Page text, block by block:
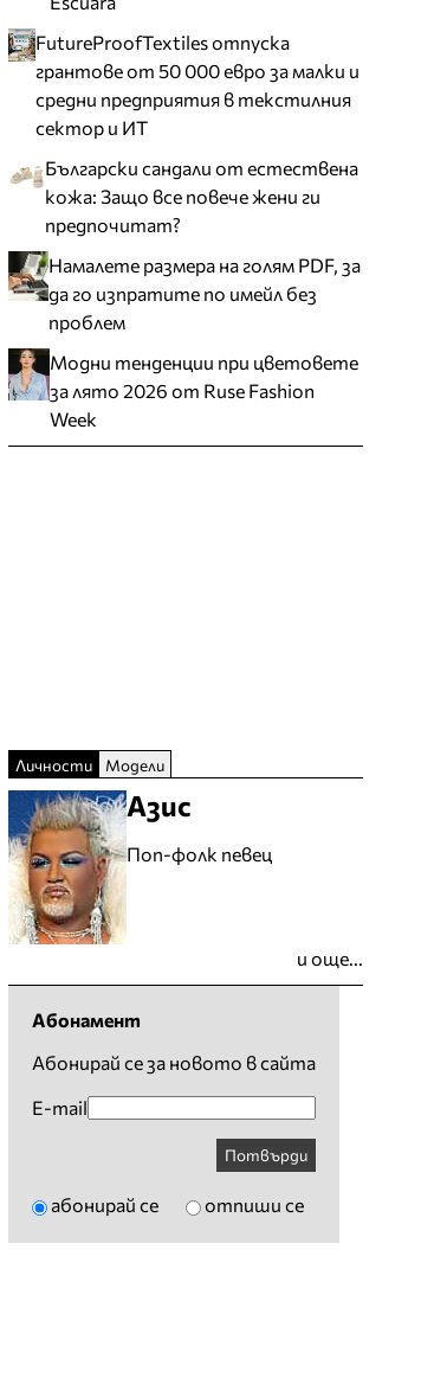
FutureProofTextiles отпуска
грантове от 50 000 евро за малки и
средни предприятия в текстилния
сектор и ИТ
Български сандали от естествена
кожа: Защо все повече жени ги
предпочитат?
Намалете размера на голям PDF, за
да го изпратите по имейл без
проблем
Модни тенденции при цветовете
за лято 2026 от Ruse Fashion
Week
Личности Модели
Азис
Поп-фолк певец
и още...
Абонамент
Абонирай се за новото в сайта
E-mail
Потвърди
абонирай се отпиши се